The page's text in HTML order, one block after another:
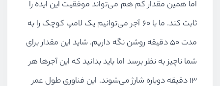
اما همین مقدار کم هم می‌تواند موفقیت این ایده را
ثابت کند. ما با 60 آجر می‌توانیم یک لامپ کوچک را به
مدت 50 دقیقه روشن نگه داریم. شاید این مقدار برای
شما ناچیز به نظر برسد اما باید بدانید که این آجرها هر
13 دقیقه دوباره شارژ می‌شوند. این فناوری طول عمر